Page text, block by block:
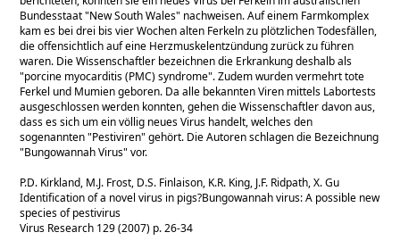
Bundesstaat "New South Wales" nachweisen. Auf einem Farmkomplex
kam es bei drei bis vier Wochen alten Ferkeln zu plötzlichen Todesfällen,
die offensichtlich auf eine Herzmuskelentzündung zurück zu führen
waren. Die Wissenschaftler bezeichnen die Erkrankung deshalb als
"porcine myocarditis (PMC) syndrome". Zudem wurden vermehrt tote
Ferkel und Mumien geboren. Da alle bekannten Viren mittels Labortests
ausgeschlossen werden konnten, gehen die Wissenschaftler davon aus,
dass es sich um ein völlig neues Virus handelt, welches den
sogenannten "Pestiviren" gehört. Die Autoren schlagen die Bezeichnung
"Bungowannah Virus" vor.
P.D. Kirkland, M.J. Frost, D.S. Finlaison, K.R. King, J.F. Ridpath, X. Gu
Identification of a novel virus in pigs?Bungowannah virus: A possible new
species of pestivirus
Virus Research 129 (2007) p. 26-34